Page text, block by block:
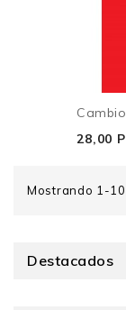
28,00
Mostrando 1-
Destacados